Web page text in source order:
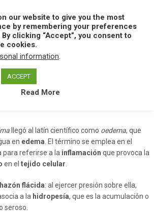
MENU
llegó al latín científico como oedema, que
en edema . El término se emplea en el
para referirse a la inflamación que provoca la
en el tejido celular
flácida: al ejercer presión sobre ella,
a la hidropesía, que es la acumulación o
seroso.
our website to give you the most
by remembering your preferences
clicking “Accept”, you consent to
cookies.
information.
ACCEPT
Read More